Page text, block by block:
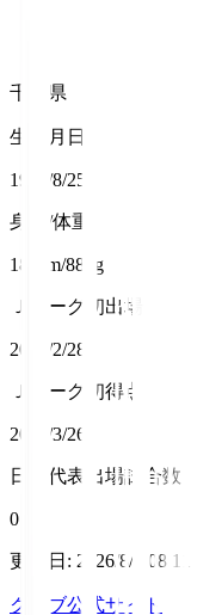
千葉県
生年月日
1998/8/25
身長/体重
187cm/88kg
Ｊリーグ初出場
2021/2/28
Ｊリーグ初得点
2022/3/26
日本代表出場試合数
0
更新日 : 2026/8/7 08:11
クラブ公式サイト